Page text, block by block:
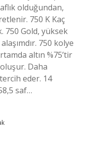
olduğundan,
750 K Kaç
750 Gold, yüksek
750 kolye
altın %75’tir
Daha
eder. 14
saf…